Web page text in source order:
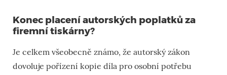
Konec placení autorských poplatků za
firemní tiskárny?
Je celkem všeobecně známo, že autorský zákon
dovoluje pořízení kopie díla pro osobní potřebu